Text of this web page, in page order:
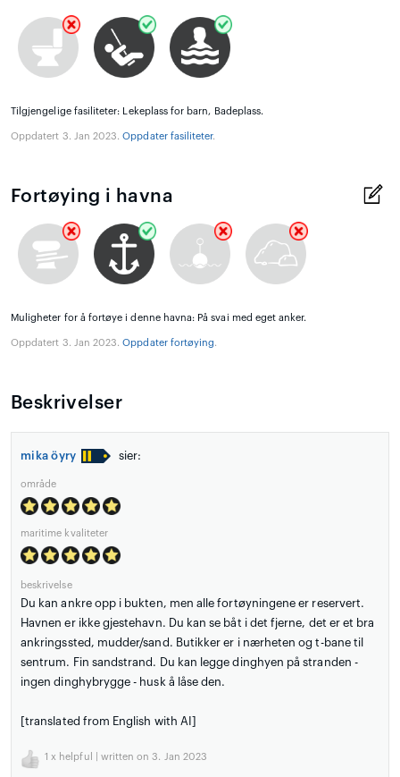
Tilgjengelige fasiliteter: Lekeplass for barn, Badeplass.
Oppdatert 3. Jan 2023.Oppdater fasiliteter.
Fortøying i havna
Muligheter for å fortøye i denne havna: På svai med eget anker.
Oppdatert 3. Jan 2023.Oppdater fortøying.
Beskrivelser
mika öyry sier:
område
maritime kvaliteter
beskrivelse
Du kan ankre opp i bukten, men alle fortøyningene er reservert.
Havnen er ikke gjestehavn. Du kan se båt i det fjerne, det er et bra
ankringssted, mudder/sand. Butikker er i nærheten og t-bane til
sentrum. Fin sandstrand. Du kan legge dinghyen på stranden -
ingen dinghybrygge - husk å låse den.
[translated from English with AI]
1 x helpful | written on 3. Jan 2023